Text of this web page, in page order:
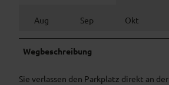
Aug Sep Okt
Wegbeschreibung
Sie verlassen den Parkplatz direkt an der